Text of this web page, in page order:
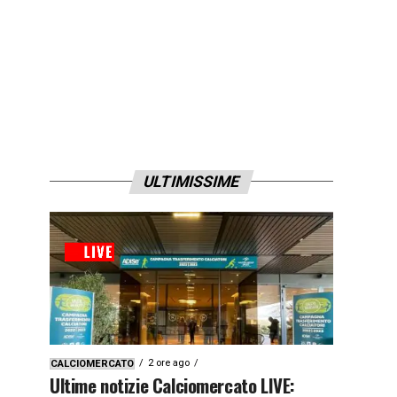
ULTIMISSIME
CALCIOMERCATO 2 ore ago
Ultime notizie Calciomercato LIVE: